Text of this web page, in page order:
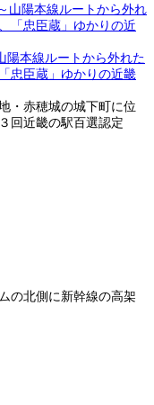
陽本線ルートから外れた
忠臣蔵」ゆかりの近畿
・赤穂城の城下町に位
回近畿の駅百選認定
の北側に新幹線の高架